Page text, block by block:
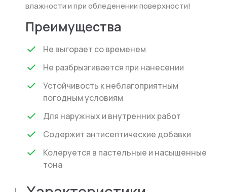
влажности и при обледенении поверхности!
Преимущества
Не выгорает со временем
Не разбрызгивается при нанесении
Устойчивость к неблагоприятным
погодным условиям
Для наружных и внутренних работ
Содержит антисептические добавки
Колеруется в пастельные и насыщенные
тона